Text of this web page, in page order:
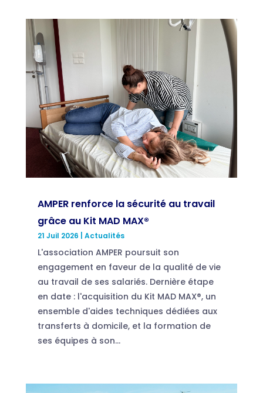
AMPER renforce la sécurité au travail
grâce au Kit MAD MAX®
21 Juil 2026 Actualités
L'association AMPER poursuit son
engagement en faveur de la qualité de vie
au travail de ses salariés. Dernière étape
en date : l'acquisition du Kit MAD MAX®, un
ensemble d'aides techniques dédiées aux
transferts à domicile, et la formation de
ses équipes à son...